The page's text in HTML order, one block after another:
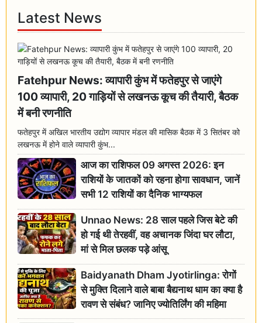
Latest News
Fatehpur News: व्यापारी कुंभ में फतेहपुर से जाएंगे
100 व्यापारी, 20 गाड़ियों से लखनऊ कूच की तैयारी, बैठक
में बनी रणनीति
फतेहपुर में अखिल भारतीय उद्योग व्यापार मंडल की मासिक बैठक में 3 सितंबर को
लखनऊ में होने वाले व्यापारी कुंभ...
आज का राशिफल 09 अगस्त 2026: इन
राशियों के जातकों को रहना होगा सावधान, जानें
सभी 12 राशियों का दैनिक भाग्यफल
Unnao News: 28 साल पहले जिस बेटे की
हो गई थी तेरहवीं, वह अचानक जिंदा घर लौटा,
मां से मिल छलक पड़े आंसू
Baidyanath Dham Jyotirlinga: रोगों
से मुक्ति दिलाने वाले बाबा बैद्यनाथ धाम का क्या है
रावण से संबंध? जानिए ज्योतिर्लिंग की महिमा